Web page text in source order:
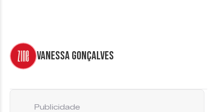
Vanessa Gonçalves
Publicidade